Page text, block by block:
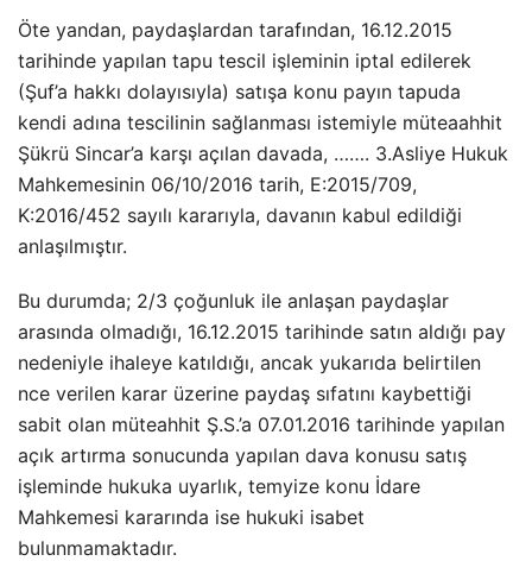
Öte yandan, paydaşlardan tarafından, 16.12.2015
tarihinde yapılan tapu tescil işleminin iptal edilerek
(Şuf’a hakkı dolayısıyla) satışa konu payın tapuda
kendi adına tescilinin sağlanması istemiyle müteaahhit
Şükrü Sincar’a karşı açılan davada, ……. 3.Asliye Hukuk
Mahkemesinin 06/10/2016 tarih, E:2015/709,
K:2016/452 sayılı kararıyla, davanın kabul edildiği
anlaşılmıştır.
Bu durumda; 2/3 çoğunluk ile anlaşan paydaşlar
arasında olmadığı, 16.12.2015 tarihinde satın aldığı pay
nedeniyle ihaleye katıldığı, ancak yukarıda belirtilen
nce verilen karar üzerine paydaş sıfatını kaybettiği
sabit olan müteahhit Ş.S.’a 07.01.2016 tarihinde yapılan
açık artırma sonucunda yapılan dava konusu satış
işleminde hukuka uyarlık, temyize konu İdare
Mahkemesi kararında ise hukuki isabet
bulunmamaktadır.